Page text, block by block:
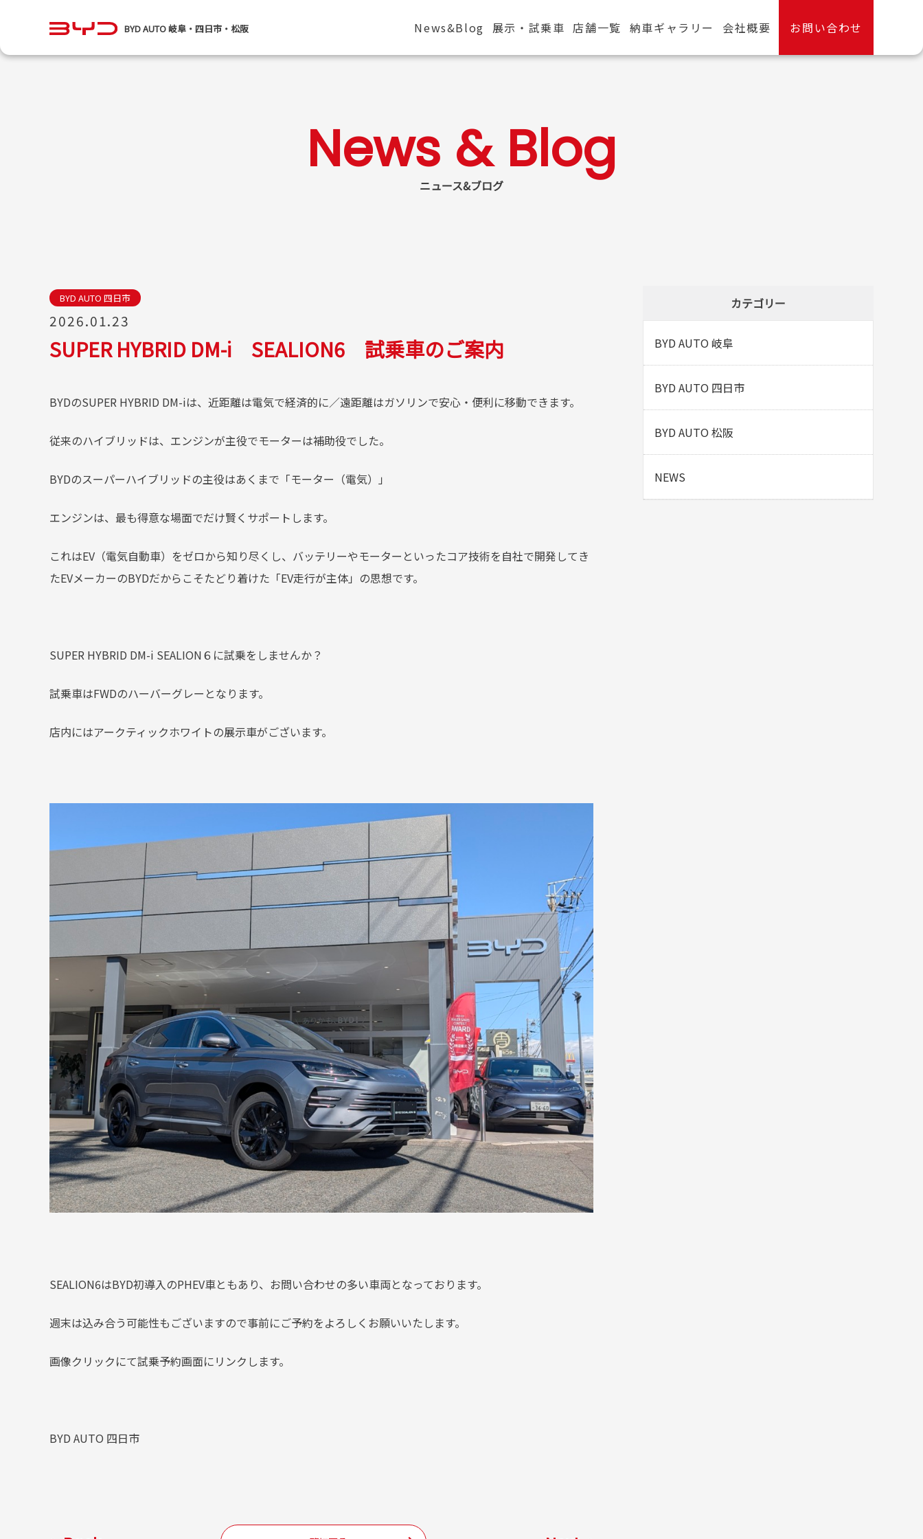
BYD AUTO 岐阜・四日市・松阪 News&Blog 展示・試乗車 店舗一覧 納車ギャラリー 会社概要 お問い合わせ
ニュース&ブログ
BYD AUTO 四日市
2026.01.23
SUPER HYBRID DM-i SEALION6 試乗車のご案内
BYDのSUPER HYBRID DM-iは、近距離は電気で経済的に／遠距離はガソリンで安心・便利に移動できます。
従来のハイブリッドは、エンジンが主役でモーターは補助役でした。
BYDのスーパーハイブリッドの主役はあくまで「モーター（電気）」
エンジンは、最も得意な場面でだけ賢くサポートします。
これはEV（電気自動車）をゼロから知り尽くし、バッテリーやモーターといったコア技術を自社で開発してき
たEVメーカーのBYDだからこそたどり着けた「EV走行が主体」の思想です。
SUPER HYBRID DM-i SEALION６に試乗をしませんか？
試乗車はFWDのハーバーグレーとなります。
店内にはアークティックホワイトの展示車がございます。
SEALION6はBYD初導入のPHEV車ともあり、お問い合わせの多い車両となっております。
週末は込み合う可能性もございますので事前にご予約をよろしくお願いいたします。
画像クリックにて試乗予約画面にリンクします。
BYD AUTO 四日市
カテゴリー
BYD AUTO 岐阜
BYD AUTO 四日市
BYD AUTO 松阪
NEWS